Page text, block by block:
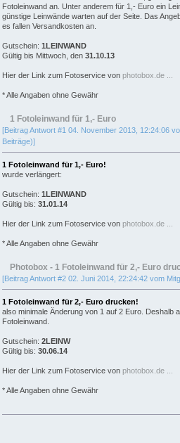
Fotoleinwand an. Unter anderem für 1,- Euro ein
günstige Leinwände warten auf der Seite. Das
es fallen Versandkosten an.
Gutschein: 1LEINWAND
Gültig bis Mittwoch, den 31.10.13
Hier der Link zum Fotoservice von photobox.de ...
* Alle Angaben ohne Gewähr
1 Fotoleinwand für 1,- Euro
[Beitrag Antwort #1 04. November 2013, 12:24:06
Beiträge)]
1 Fotoleinwand für 1,- Euro!
wurde verlängert:
Gutschein: 1LEINWAND
Gültig bis: 31.01.14
Hier der Link zum Fotoservice von photobox.de ...
* Alle Angaben ohne Gewähr
Photobox - 1 Fotoleinwand für 2,- Euro
[Beitrag Antwort #2 02. Juni 2014, 22:24:42 vom
1 Fotoleinwand für 2,- Euro drucken!
also minimale Änderung von 1 auf 2 Euro. Deshalb
Fotoleinwand.
Gutschein: 2LEINW
Gültig bis: 30.06.14
Hier der Link zum Fotoservice von photobox.de ...
* Alle Angaben ohne Gewähr